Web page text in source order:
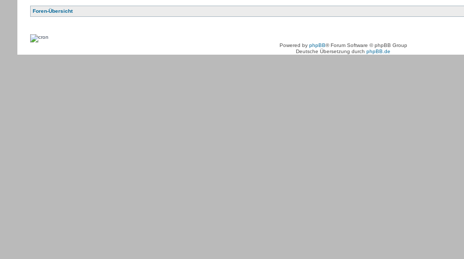
Foren-Übersicht
Powered by phpBB® Forum Software © phpBB Group
Deutsche Übersetzung durchphpBB.de